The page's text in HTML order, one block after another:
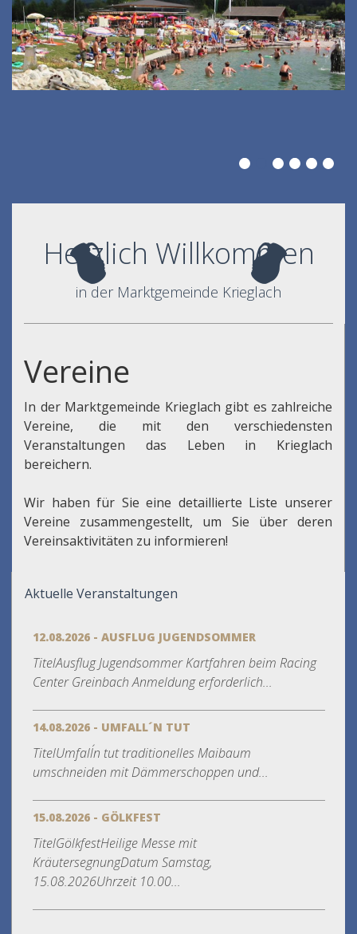
Herzlich Willkommen
in der Marktgemeinde Krieglach
Vereine
In der Marktgemeinde Krieglach gibt es zahlreiche
Vereine, die mit den verschiedensten
Veranstaltungen das Leben in Krieglach
bereichern.
Wir haben für Sie eine detaillierte Liste unserer
Vereine zusammengestellt, um Sie über deren
Vereinsaktivitäten zu informieren!
Aktuelle Veranstaltungen
12.08.2026 - AUSFLUG JUGENDSOMMER
TitelAusflug Jugendsommer Kartfahren beim Racing
Center Greinbach Anmeldung erforderlich...
14.08.2026 - UMFALL´N TUT
TitelUmfall´n tut traditionelles Maibaum
umschneiden mit Dämmerschoppen und...
15.08.2026 - GÖLKFEST
TitelGölkfestHeilige Messe mit
KräutersegnungDatum Samstag,
15.08.2026Uhrzeit 10.00...